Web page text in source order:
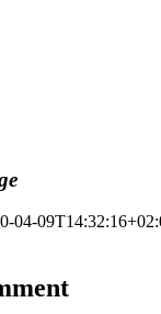
04-